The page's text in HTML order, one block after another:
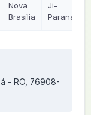
Nova
Brasília
Ji-
Paraná
- RO, 76908-